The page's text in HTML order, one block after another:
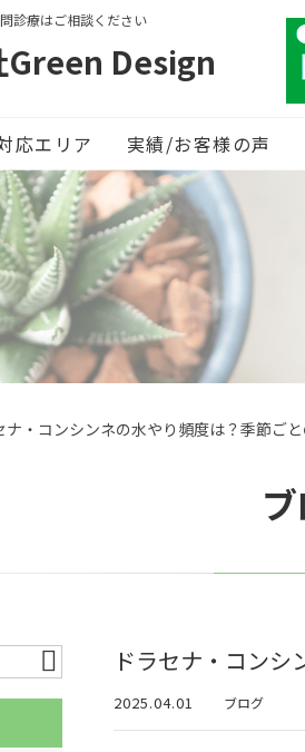
診療はご相談ください
Green Design
応エリア 実績/お客様の声
ナ・コンシンネの水やり頻度は？季節ご
ドラセナ・コン
2025.04.01 ブログ